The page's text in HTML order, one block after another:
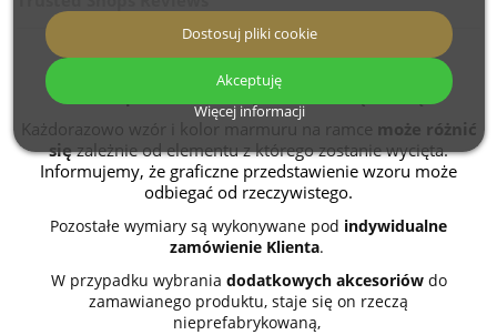
Standardowe wymiary luster: średnica 70cm
Lustro posiada szklaną marmurową ramkę
Każdorazowo wzór i kolor marmuru na ramce może różnić
sięzależnie od elementu z którego zostanie wycięta.
Informujemy, że graficzne przedstawienie wzoru może
odbiegać od rzeczywistego.
Pozostałe wymiary są wykonywane pod indywidualne
zamówienie Klienta.
W przypadku wybrania dodatkowych akcesoriówdo
zamawianego produktu, staje się on rzeczą
nieprefabrykowaną,
Więcej informacji
Dostosuj pliki cookie
Akceptuję